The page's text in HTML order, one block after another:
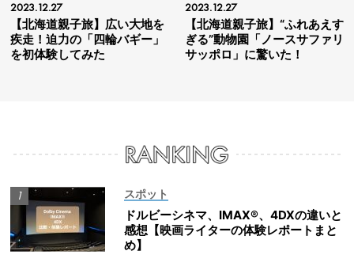
2023.12.27
【北海道親子旅】広い大地を
疾走！迫力の「四輪バギー」
を初体験してみた
2023.12.27
【北海道親子旅】“ふれあえす
ぎる”動物園「ノースサファリ
サッポロ」に驚いた！
スポット
ドルビーシネマ、IMAX®、4DXの違いと
感想【映画ライターの体験レポートまと
め】